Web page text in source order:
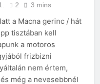
2 3 mins
a Macna gerinc / hát
tisztában kell
a motoros
frizbizni
nem értem,
még a nevesebbnél